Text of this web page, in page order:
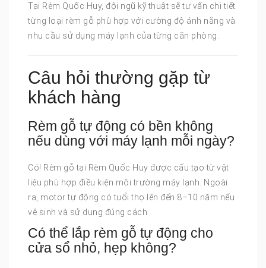
Tại Rèm Quốc Huy, đội ngũ kỹ thuật sẽ tư vấn chi tiết
từng loại rèm gỗ phù hợp với cường độ ánh nắng và
nhu cầu sử dụng máy lạnh của từng căn phòng.
Câu hỏi thường gặp từ
khách hàng
Rèm gỗ tự động có bền không
nếu dùng với máy lạnh mỗi ngày?
Có! Rèm gỗ tại Rèm Quốc Huy được cấu tạo từ vật
liệu phù hợp điều kiện môi trường máy lạnh. Ngoài
ra, motor tự động có tuổi thọ lên đến 8–10 năm nếu
vệ sinh và sử dụng đúng cách.
Có thể lắp rèm gỗ tự động cho
cửa sổ nhỏ, hẹp không?